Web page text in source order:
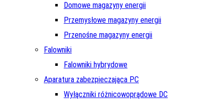
Domowe magazyny energii
Przemysłowe magazyny energii
Przenośne magazyny energii
Falowniki
Falowniki hybrydowe
Aparatura zabezpieczająca PC
Wyłączniki różnicowoprądowe DC